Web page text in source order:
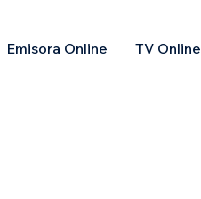
Emisora Online TV Online